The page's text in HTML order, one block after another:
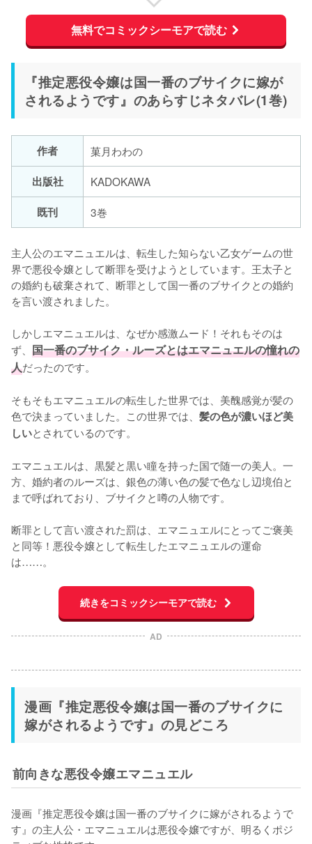
無料でコミックシーモアで読む
『推定悪役令嬢は国一番のブサイクに嫁が
されるようです』のあらすじネタバレ(1巻)
作者
菓月わわの
出版社
既刊
3巻
主人公のエマニュエルは、転生した知らない乙女ゲームの世
界で悪役令嬢として断罪を受けようとしています。王太子と
の婚約も破棄されて、断罪として国一番のブサイクとの婚約
を言い渡されました。
しかしエマニュエルは、なぜか感激ムード！それもそのは
ず、 国一番のブサイク・ルーズとはエマニュエルの憧れの
人だったのです。
そもそもエマニュエルの転生した世界では、美醜感覚が髪の
色で決まっていました。この世界では、 髪の色が濃いほど美
しいとされているのです。
エマニュエルは、黒髪と黒い瞳を持った国で随一の美人。一
方、婚約者のルーズは、銀色の薄い色の髪で色なし辺境伯と
まで呼ばれており、ブサイクと噂の人物です。
断罪として言い渡された罰は、エマニュエルにとってご褒美
と同等！悪役令嬢として転生したエマニュエルの運命
は……。
続きをコミックシーモアで読む
AD
漫画『推定悪役令嬢は国一番のブサイクに
嫁がされるようです』の見どころ
前向きな悪役令嬢エマニュエル
漫画『推定悪役令嬢は国一番のブサイクに嫁がされるようで
す』の主人公・エマニュエルは悪役令嬢ですが、明るくポジ